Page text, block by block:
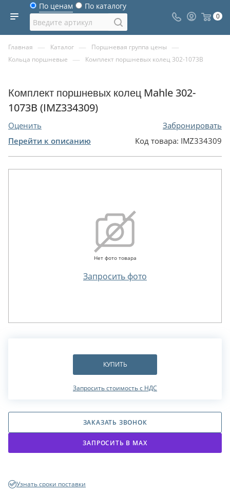
По ценам По каталогу
0
Главная — Каталог — Поршневая группа цены —
Кольца поршневые — Комплект поршневых колец 302-1073B
Комплект поршневых колец Mahle 302-
1073B (IMZ334309)
Оценить
Забронировать
Перейти к описанию
Код товара: IMZ334309
Нет фото товара
Запросить фото
КУПИТЬ
Запросить стоимость с НДС
ЗАКАЗАТЬ ЗВОНОК
ЗАПРОСИТЬ В МАХ
Узнать сроки поставки